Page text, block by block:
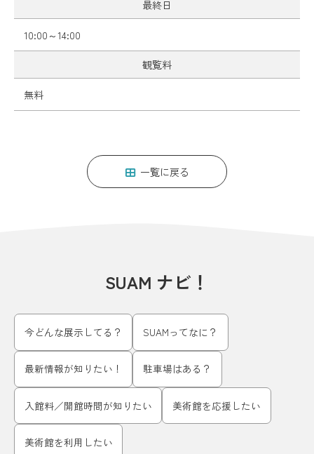
最終日
10:00～14:00
観覧料
無料
一覧に戻る
SUAM ナビ！
今どんな展示してる？ SUAMってなに？
最新情報が知りたい！ 駐車場はある？
入館料／開館時間が知りたい 美術館を応援したい
美術館を利用したい